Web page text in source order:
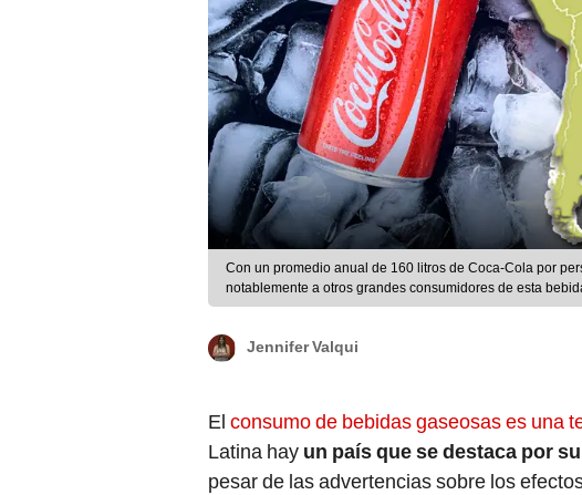
Con un promedio anual de 160 litros de Coca-Cola por
notablemente a otros grandes consumidores de esta
Jennifer Valqui
El consumo de bebidas gaseosas es una
Latina hay un país que se destaca por
pesar de las advertencias sobre los